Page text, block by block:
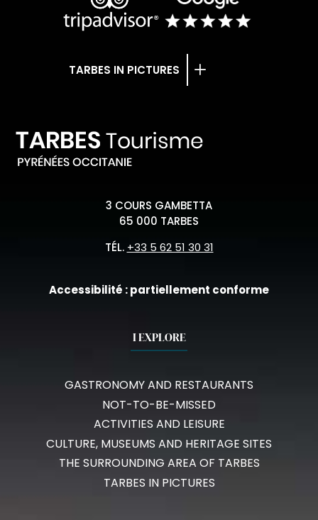
TARBES IN PICTURES
3 COURS GAMBETTA
65 000 TARBES
TÉL. +33 5 62 51 30 31
Accessibilité : partiellement conforme
I EXPLORE
GASTRONOMY AND RESTAURANTS
NOT-TO-BE-MISSED
ACTIVITIES AND LEISURE
CULTURE, MUSEUMS AND HERITAGE SITES
THE SURROUNDING AREA OF TARBES
TARBES IN PICTURES